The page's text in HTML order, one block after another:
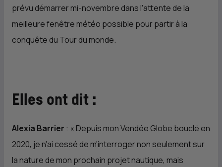
prévu démarrer mi-novembre dans l’attente de la
meilleure fenêtre météo possible pour partir à la
conquête du Tour du monde.
Elles ont dit :
Alexia Barrier : « ⁠Depuis mon Vendée Globe bouclé en
2020, je n'ai cessé de m'interroger non seulement sur
la nature de mon prochain projet nautique, mais